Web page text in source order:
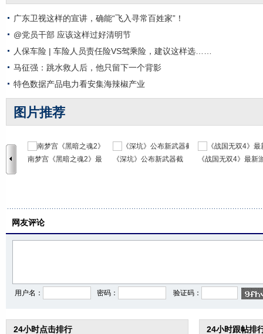
广东卫视这样的宣讲，确能“飞入寻常百姓家”！
@党员干部 应该这样过好清明节
人保车险 | 车险人员责任险VS驾乘险，建议这样选……
马征强：跳水救人后，他只留下一个背影
特色数据产品电力看安集海辣椒产业
图片推荐
南梦宫《黑暗之魂2》最 《深坑》公布新武器截 《战国无双4》最新
网友评论
用户名： 密码： 验证码：
24小时点击排行 24小时跟帖排